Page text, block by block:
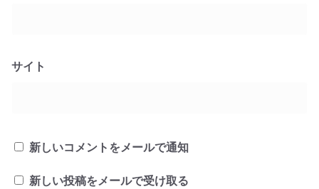
サイト
新しいコメントをメールで通知
新しい投稿をメールで受け取る